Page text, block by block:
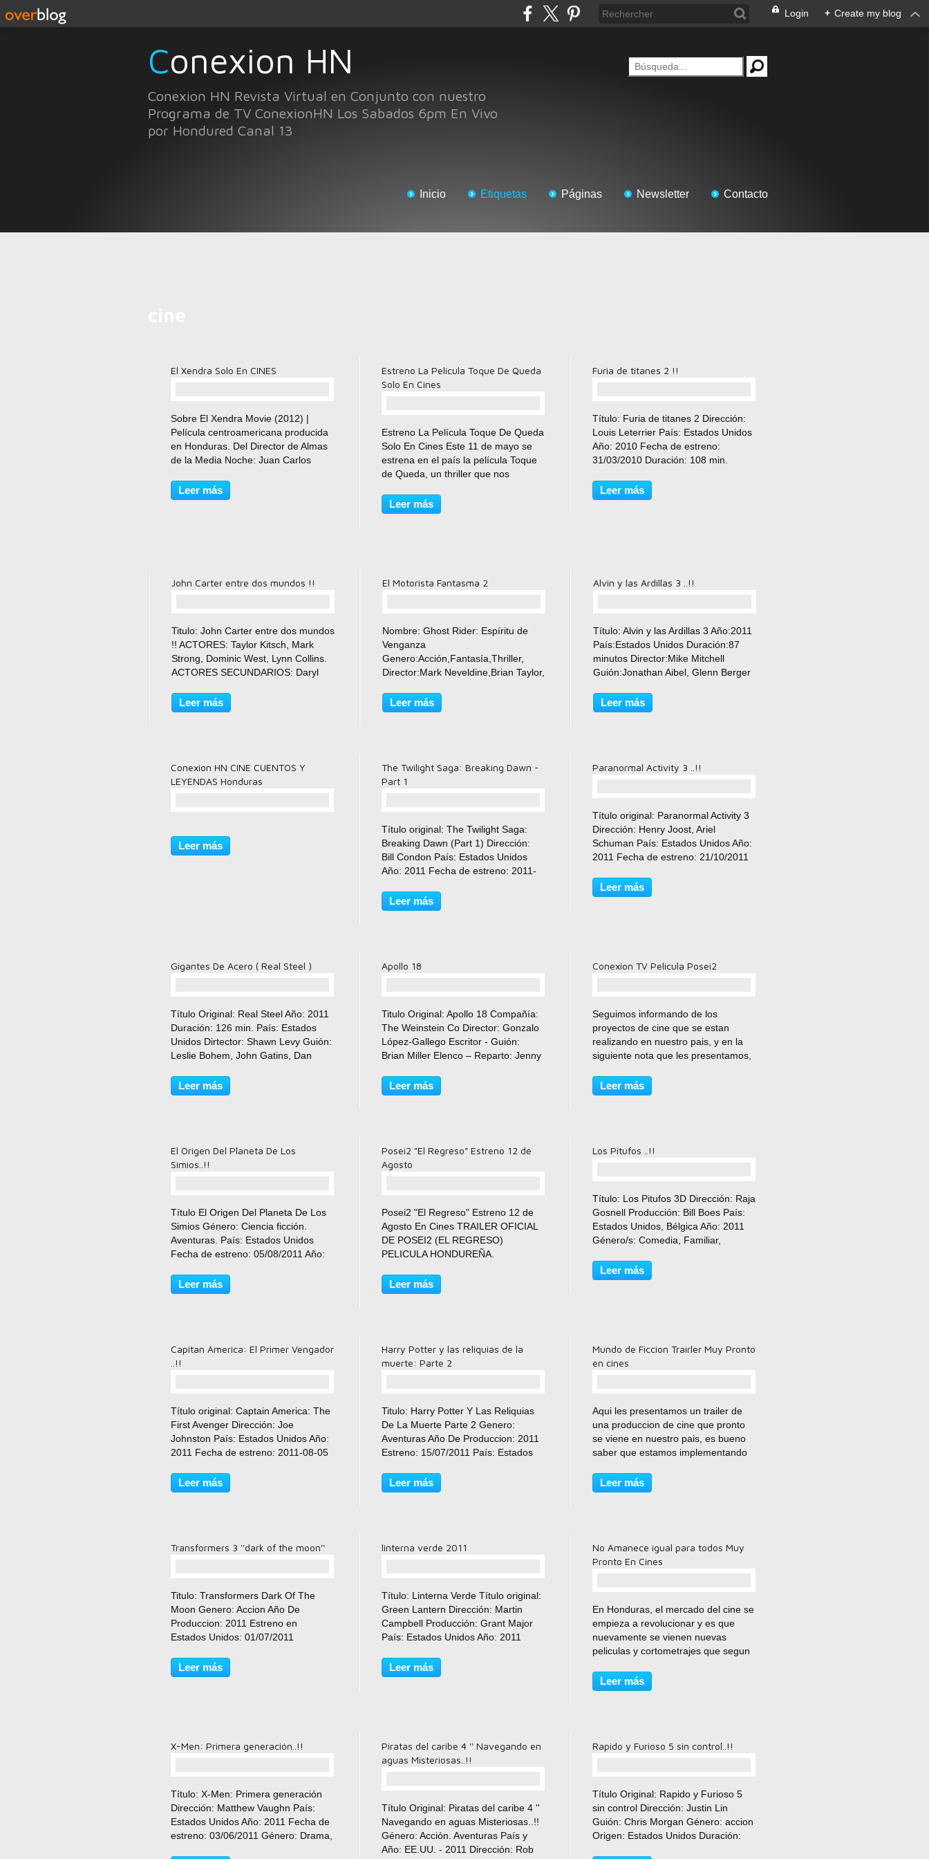
Login + Create my blog
Conexion HN
Conexion HN Revista Virtual en Conjunto con nuestro
Programa de TV ConexionHN Los Sabados 6pm En Vivo
por Hondured Canal 13
Inicio Etiquetas Páginas Newsletter Contacto
El Xendra Solo En CINES
Sobre El Xendra Movie (2012) |
Película centroamericana producida
en Honduras. Del Director de Almas
de la Media Noche: Juan Carlos
SÓLO EN CINES OCT 2012
Descripción 4 Científicos
Leer más
Estreno La Película Toque De Queda
Solo En Cines
Estreno La Película Toque De Queda
Solo En Cines Este 11 de mayo se
estrena en el país la película Toque
de Queda, un thriller que nos
estado en Honduras, y que nos
muestra una situación de suspenso,
Leer más
Furia de titanes 2 !!
Título: Furia de titanes 2 Dirección:
Louis Leterrier País: Estados Unidos
Año: 2010 Fecha de estreno:
31/03/2010 Duración: 108 min.
Calificación: No recomendada para
menores de 13 años Reparto: Sam
Leer más
John Carter entre dos mundos !!
Titulo: John Carter entre dos mundos
!! ACTORES: Taylor Kitsch, Mark
Strong, Dominic West, Lynn Collins.
ACTORES SECUNDARIOS: Daryl
Haden Church, Samantha Morton,
Ciaran Hinds, David Schwimmer.
Leer más
El Motorista Fantasma 2
Nombre: Ghost Rider: Espíritu de
Venganza
Genero:Acción,Fantasía,Thriller,
Director:Mark Neveldine,Brian Taylor,
Guión:David S. Goyer,Roy
Thomas,Scott M. Gimple,Seth
Leer más
Alvin y las Ardillas 3 ..!!
Título: Alvin y las Ardillas 3 Año:2011
País:Estados Unidos Duración:87
minutos Director:Mike Mitchell
Guión:Jonathan Aibel, Glenn Berger
Fotografía:Thomas E. Ackerman
Reparto:Animation, Andy Buckley,
Leer más
Conexion HN CINE CUENTOS Y
LEYENDAS Honduras
Leer más
The Twilight Saga: Breaking Dawn -
Part 1
Título original: The Twilight Saga:
Breaking Dawn (Part 1) Dirección:
Bill Condon País: Estados Unidos
Año: 2011 Fecha de estreno: 2011-
Terror, Romántica Reparto: Kristen
Stewart, Robert Pattinson, Taylor
Leer más
Paranormal Activity 3 ..!!
Título original: Paranormal Activity 3
Dirección: Henry Joost, Ariel
Schuman País: Estados Unidos Año:
2011 Fecha de estreno: 21/10/2011
Terror Reparto: Katie Featherston,
Sprague Grayden, Lauren Bittner,
Leer más
Gigantes De Acero ( Real Steel )
Título Original: Real Steel Año: 2011
Duración: 126 min. País: Estados
Unidos Dirtector: Shawn Levy Guión:
Leslie Bohem, John Gatins, Dan
Richard Matheson) Música: Danny
Elfman Fotografía: Mauro Fiore
Leer más
Apollo 18
Titulo Original: Apollo 18 Compañía:
The Weinstein Co Director: Gonzalo
López-Gallego Escritor - Guión:
Brian Miller Elenco – Reparto: Jenny
Genero: Ciencia Ficción, Horror,
Suspenso Estreno: 2 de Septimbre
Leer más
Conexion TV Pelicula Posei2
Seguimos informando de los
proyectos de cine que se estan
realizando en nuestro pais, y en la
siguiente nota que les presentamos,
ya se estreno en las salas de cine
nacional..y segun comentarios del
Leer más
El Origen Del Planeta De Los
Simios..!!
Título El Origen Del Planeta De Los
Simios Género: Ciencia ficción.
Aventuras. País: Estados Unidos
Fecha de estreno: 05/08/2011 Año:
Rupert Wyatt Guión: Rick Jaffa,
Amanda Silver (Novela: Pierre
Leer más
Posei2 "El Regreso" Estreno 12 de
Agosto
Posei2 "El Regreso" Estreno 12 de
Agosto En Cines TRAILER OFICIAL
DE POSEI2 (EL REGRESO)
PELICULA HONDUREÑA.
PORTILLO, LEONELA PAZ Y
ELIZABETH IZAGUIRRE. CO-
Leer más
Los Pitufos ..!!
Título: Los Pitufos 3D Dirección: Raja
Gosnell Producción: Bill Boes País:
Estados Unidos, Bélgica Año: 2011
Género/s: Comedia, Familiar,
Patrick Harris, Jayma Mays, Hank
Azaria, Jonathan Winters, Katy Perry,
Leer más
Capitan America: El Primer Vengador
..!!
Título original: Captain America: The
First Avenger Dirección: Joe
Johnston País: Estados Unidos Año:
2011 Fecha de estreno: 2011-08-05
Ficción Reparto: Chris Evans, Hayley
Atwell, Hugo Weaving, Tommy Lee
Leer más
Harry Potter y las reliquias de la
muerte: Parte 2
Titulo: Harry Potter Y Las Reliquias
De La Muerte Parte 2 Genero:
Aventuras Año De Produccion: 2011
Estreno: 15/07/2011 País: Estados
De La Muerte Parte 2 Reparto:
Emma Watson, Daniel Radcliffe,
Leer más
Mundo de Ficcion Trairler Muy Pronto
en cines
Aqui les presentamos un trailer de
una produccion de cine que pronto
se viene en nuestro pais, es bueno
saber que estamos implementando
realizando diversos proyectos para
demostrar que en Honduras
Leer más
Transformers 3 ''dark of the moon''
Titulo: Transformers Dark Of The
Moon Genero: Accion Año De
Produccion: 2011 Estreno en
Estados Unidos: 01/07/2011
Duhamel, Rosie Huntington-Whiteley,
John Malkovich, Patrick Dempsey,
Leer más
linterna verde 2011
Título: Linterna Verde Título original:
Green Lantern Dirección: Martin
Campbell Producción: Grant Major
País: Estados Unidos Año: 2011
Género/s: Acción, Ciencia ficción
Reparto: Ryan Reynolds, Blake
Leer más
No Amanece igual para todos Muy
Pronto En Cines
En Honduras, el mercado del cine se
empieza a revolucionar y es que
nuevamente se vienen nuevas
peliculas y cortometrajes que segun
mundo del cine Hondureño... Segun
vimos en una entrevista en TV
Leer más
X-Men: Primera generación..!!
Título: X-Men: Primera generación
Dirección: Matthew Vaughn País:
Estados Unidos Año: 2011 Fecha de
estreno: 03/06/2011 Género: Drama,
Piratas del caribe 4 '' Navegando en
aguas Misteriosas..!!
Título Original: Piratas del caribe 4 ''
Navegando en aguas Misteriosas..!!
Género: Acción. Aventuras País y
Año: EE.UU. - 2011 Dirección: Rob
Rapido y Furioso 5 sin control..!!
Título Original: Rapido y Furioso 5
sin control Dirección: Justin Lin
Guión: Chris Morgan Género: accion
Origen: Estados Unidos Duración: